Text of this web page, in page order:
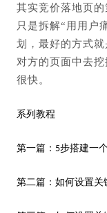
其实竞价落地页
只是拆解“用用户
划，最好的方式
对方的页面中去
很快。
系列教程
第一篇：5步搭建一
第二篇：如何设置关